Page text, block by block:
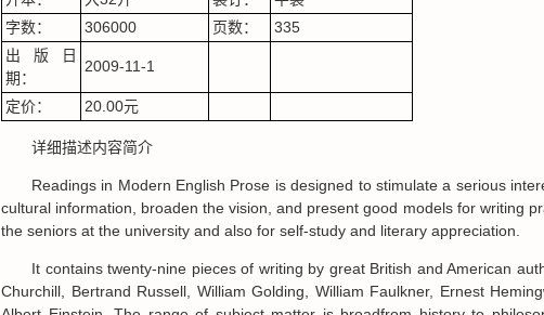
字数：
306000 页数：
335
出版日
期：
2009-11-1
定价： 20.00元
详细描述内容简介
Readings in Modern English Prose is designed to stimulate a serious
cultural information, broaden the vision, and present good models for writing
the seniors at the university and also for self-study and literary appreciation.
It contains twenty-nine pieces of writing by great British and American
Churchill, Bertrand Russell, William Golding, William Faulkner, Ernest